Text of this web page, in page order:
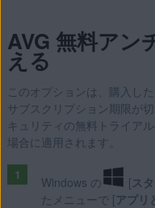
AVG 無料アン
える
このオプションは、購入し
サブスクリプション期限が
キュリティの無料トライア
場合に適用されます。
Windows の [ ス
たメニューで [アプリ